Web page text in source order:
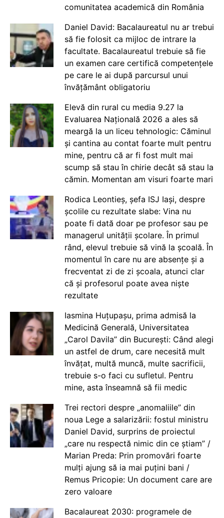
comunitatea academică din România
Daniel David: Bacalaureatul nu ar trebui
să fie folosit ca mijloc de intrare la
facultate. Bacalaureatul trebuie să fie
un examen care certifică competențele
pe care le ai după parcursul unui
învățământ obligatoriu
Elevă din rural cu media 9.27 la
Evaluarea Națională 2026 a ales să
meargă la un liceu tehnologic: Căminul
și cantina au contat foarte mult pentru
mine, pentru că ar fi fost mult mai
scump să stau în chirie decât să stau la
cămin. Momentan am visuri foarte mari
Rodica Leontieș, șefa ISJ Iași, despre
școlile cu rezultate slabe: Vina nu
poate fi dată doar pe profesor sau pe
managerul unității școlare. În primul
rând, elevul trebuie să vină la școală. În
momentul în care nu are absențe și a
frecventat zi de zi școala, atunci clar
că și profesorul poate avea niște
rezultate
Iasmina Huțupașu, prima admisă la
Medicină Generală, Universitatea
„Carol Davila” din București: Când alegi
un astfel de drum, care necesită mult
învățat, multă muncă, multe sacrificii,
trebuie s-o faci cu sufletul. Pentru
mine, asta înseamnă să fii medic
Trei rectori despre „anomaliile” din
noua Lege a salarizării: fostul ministru
Daniel David, surprins de proiectul
„care nu respectă nimic din ce știam” /
Marian Preda: Prin promovări foarte
mulți ajung să ia mai puțini bani /
Remus Pricopie: Un document care are
zero valoare
Bacalaureat 2030: programele de